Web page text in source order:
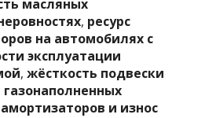
масляных
, ресурс
на автомобилях с
эксплуатации
,жёсткость подвески
и износ